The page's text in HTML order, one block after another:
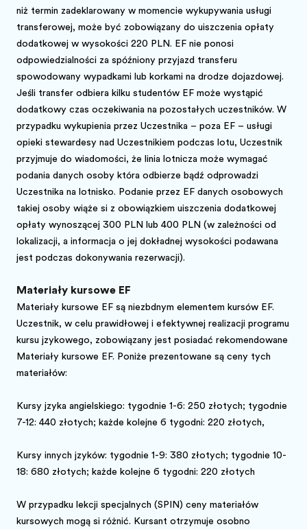
niż termin zadeklarowany w momencie wykupywania usługi
transferowej, może być zobowiązany do uiszczenia opłaty
dodatkowej w wysokości 220 PLN. EF nie ponosi
odpowiedzialności za spóźniony przyjazd transferu
spowodowany wypadkami lub korkami na drodze dojazdowej.
Jeśli transfer odbiera kilku studentów EF może wystąpić
dodatkowy czas oczekiwania na pozostałych uczestników. W
przypadku wykupienia przez Uczestnika – poza EF – usługi
opieki stewardesy nad Uczestnikiem podczas lotu, Uczestnik
przyjmuje do wiadomości, że linia lotnicza może wymagać
podania danych osoby która odbierze bądź odprowadzi
Uczestnika na lotnisko. Podanie przez EF danych osobowych
takiej osoby wiąże się z obowiązkiem uiszczenia dodatkowej
opłaty wynoszącej 300 PLN lub 400 PLN (w zależności od
lokalizacji, a informacja o jej dokładnej wysokości podawana
jest podczas dokonywania rezerwacji).
Materiały kursowe EF
Materiały kursowe EF są niezbędnym elementem kursów EF.
Uczestnik, w celu prawidłowej i efektywnej realizacji programu
kursu językowego, zobowiązany jest posiadać rekomendowane
Materiały kursowe EF. Poniże prezentowane są ceny tych
materiałów:
Kursy języka angielskiego: tygodnie 1-6: 250 złotych; tygodnie
7-12: 440 złotych; każde kolejne 6 tygodni: 220 złotych,
Kursy innych języków: tygodnie 1-9: 380 złotych; tygodnie 10-
18: 680 złotych; każde kolejne 6 tygodni: 220 złotych
W przypadku lekcji specjalnych (SPIN) ceny materiałów
kursowych mogą się różnić. Kursant otrzymuje osobno